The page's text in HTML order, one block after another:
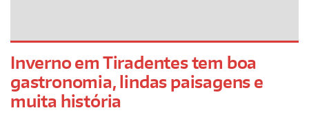
Inverno em Tiradentes tem boa
gastronomia, lindas paisagens e
muita história